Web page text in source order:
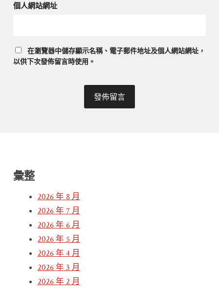
個人網站網址
在瀏覽器中儲存顯示名稱、電子郵件地址及個人網站網址，
以供下次發佈留言時使用。
彙整
2026 年 8 月
2026 年 7 月
2026 年 6 月
2026 年 5 月
2026 年 4 月
2026 年 3 月
2026 年 2 月